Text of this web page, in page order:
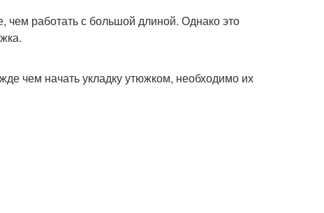
чем работать с большой длиной. Однако это
чем начать укладку утюжком, необходимо их